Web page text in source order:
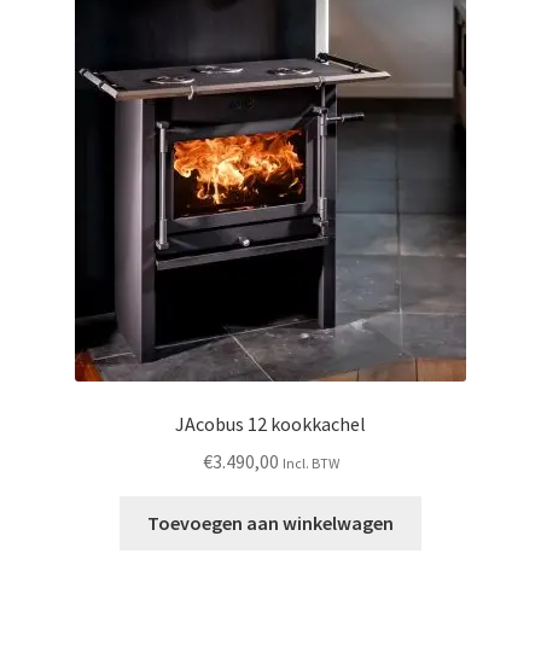
JAcobus 12 kookkachel
€3.490,00 Incl. BTW
Toevoegen aan winkelwagen